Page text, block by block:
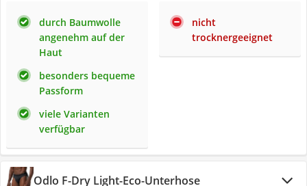
durch Baumwolle
angenehm auf der
Haut
besonders bequeme
Passform
viele Varianten
verfügbar
nicht
trocknergeeignet
Odlo F-Dry Light-Eco-Unterhose